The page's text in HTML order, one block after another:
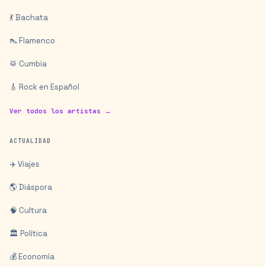
💃 Bachata
👠 Flamenco
🥁 Cumbia
🎸 Rock en Español
Ver todos los artistas →
ACTUALIDAD
✈️ Viajes
🌎 Diáspora
🧠 Cultura
🏛️ Política
💰 Economía